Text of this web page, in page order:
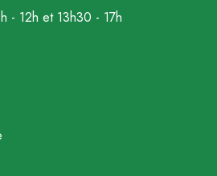
- 12h et 13h30 - 17h